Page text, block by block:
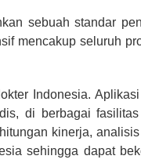
sebuah standar
mencakup seluruh
Indonesia.
di berbagai
kinerja,
sehingga dapat